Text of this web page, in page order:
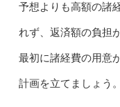
予想よりも高額の諸
れず、返済額の負担
最初に諸経費の用意
計画を立てましょう。